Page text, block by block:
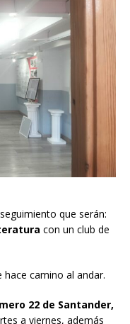
que serán:
con un club de
hace camino al andar.
22 de Santander,
a viernes, además